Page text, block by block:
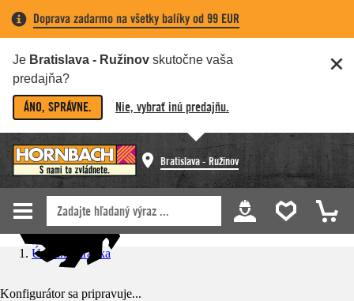
Doprava zadarmo na všetky balíky od 99 EUR
Je Bratislava - Ružinov skutočne vaša
predajňa?
ÁNO, SPRÁVNE. Nie, vybrať inú predajňu.
Bratislava - Ružinov
Konfigurátor sa pripravuje...
Úvodná stránka